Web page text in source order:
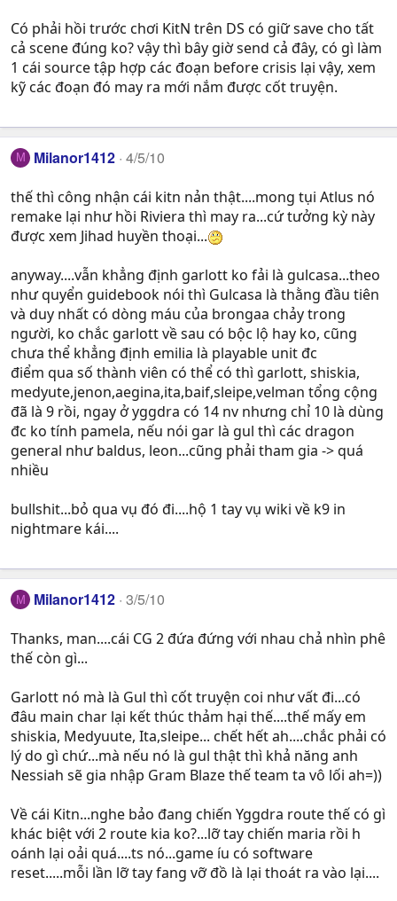
Có phải hồi trước chơi KitN trên DS có giữ save cho tất
cả scene đúng ko? vậy thì bây giờ send cả đây, có gì làm
1 cái source tập hợp các đoạn before crisis lại vậy, xem
kỹ các đoạn đó may ra mới nắm được cốt truyện.
M Milanor1412 4/5/10
thế thì công nhận cái kitn nản thật....mong tụi Atlus nó
remake lại như hồi Riviera thì may ra...cứ tưởng kỳ này
được xem Jihad huyền thoại...
anyway....vẫn khẳng định garlott ko fải là gulcasa...theo
như quyển guidebook nói thì Gulcasa là thằng đầu tiên
và duy nhất có dòng máu của brongaa chảy trong
người, ko chắc garlott về sau có bộc lộ hay ko, cũng
chưa thể khẳng định emilia là playable unit đc
điểm qua số thành viên có thể có thì garlott, shiskia,
medyute,jenon,aegina,ita,baif,sleipe,velman tổng cộng
đã là 9 rồi, ngay ở yggdra có 14 nv nhưng chỉ 10 là dùng
đc ko tính pamela, nếu nói gar là gul thì các dragon
general như baldus, leon...cũng phải tham gia -> quá
nhiều
bullshit...bỏ qua vụ đó đi....hộ 1 tay vụ wiki về k9 in
nightmare kái....
M Milanor1412 3/5/10
Thanks, man....cái CG 2 đứa đứng với nhau chả nhìn phê
thế còn gì...
Garlott nó mà là Gul thì cốt truyện coi như vất đi...có
đâu main char lại kết thúc thảm hại thế....thế mấy em
shiskia, Medyuute, Ita,sleipe... chết hết ah....chắc phải có
lý do gì chứ...mà nếu nó là gul thật thì khả năng anh
Nessiah sẽ gia nhập Gram Blaze thế team ta vô lối ah=))
Về cái Kitn...nghe bảo đang chiến Yggdra route thế có gì
khác biệt với 2 route kia ko?...lỡ tay chiến maria rồi h
oánh lại oải quá....ts nó...game íu có software
reset.....mỗi lần lỡ tay fang vỡ đồ là lại thoát ra vào lại....